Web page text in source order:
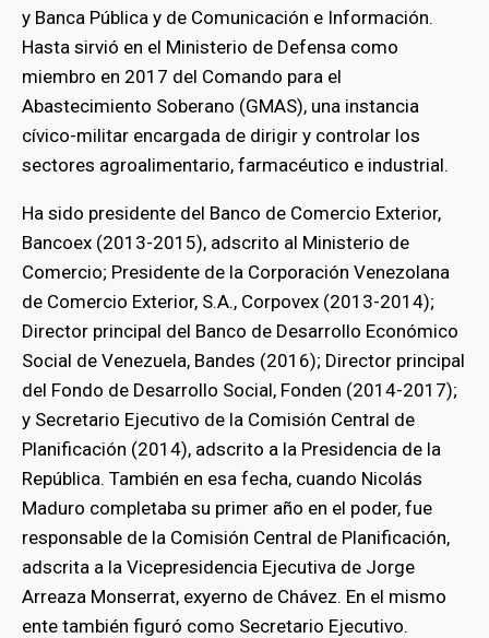
y Banca Pública y de Comunicación e Información.
Hasta sirvió en el Ministerio de Defensa como
miembro en 2017 del Comando para el
Abastecimiento Soberano (GMAS), una instancia
cívico-militar encargada de dirigir y controlar los
sectores agroalimentario, farmacéutico e industrial.
Ha sido presidente del Banco de Comercio Exterior,
Bancoex (2013-2015), adscrito al Ministerio de
Comercio; Presidente de la Corporación Venezolana
de Comercio Exterior, S.A., Corpovex (2013-2014);
Director principal del Banco de Desarrollo Económico
Social de Venezuela, Bandes (2016); Director principal
del Fondo de Desarrollo Social, Fonden (2014-2017);
y Secretario Ejecutivo de la Comisión Central de
Planificación (2014), adscrito a la Presidencia de la
República. También en esa fecha, cuando Nicolás
Maduro completaba su primer año en el poder, fue
responsable de la Comisión Central de Planificación,
adscrita a la Vicepresidencia Ejecutiva de Jorge
Arreaza Monserrat, exyerno de Chávez. En el mismo
ente también figuró como Secretario Ejecutivo.